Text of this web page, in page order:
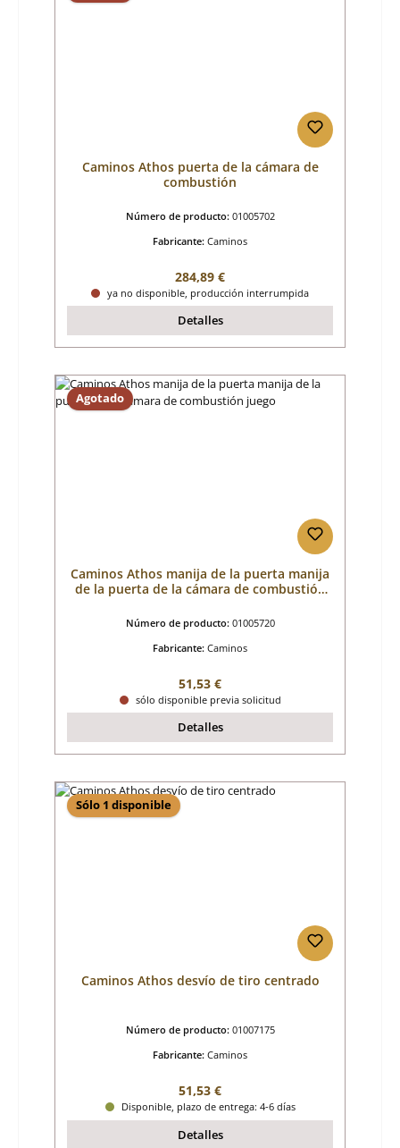
Caminos Athos puerta de la cámara de
combustión
Número de producto: 01005702
Fabricante: Caminos
Precio normal:
284,89 €
ya no disponible, producción interrumpida
Detalles
Agotado
Caminos Athos manija de la puerta manija
de la puerta de la cámara de combustión
Número de producto: 01005720
Fabricante: Caminos
Precio normal:
51,53 €
sólo disponible previa solicitud
Detalles
Sólo 1 disponible
Caminos Athos desvío de tiro centrado
Número de producto: 01007175
Fabricante: Caminos
Precio normal:
51,53 €
Disponible, plazo de entrega: 4-6 días
Detalles